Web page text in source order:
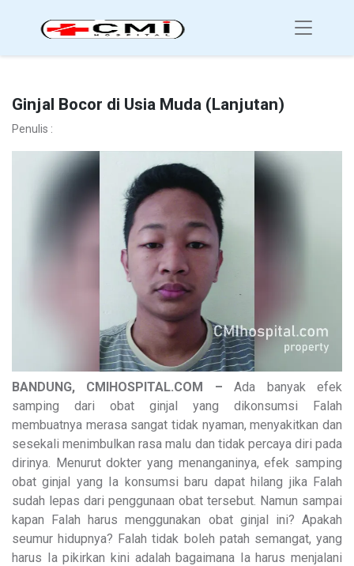
Ginjal Bocor di Usia Muda (Lanjutan)
Penulis :
BANDUNG, CMIHOSPITAL.COM – Ada banyak efek
samping dari obat ginjal yang dikonsumsi Falah
membuatnya merasa sangat tidak nyaman, menyakitkan dan
sesekali menimbulkan rasa malu dan tidak percaya diri pada
dirinya. Menurut dokter yang menanganinya, efek samping
obat ginjal yang Ia konsumsi baru dapat hilang jika Falah
sudah lepas dari penggunaan obat tersebut. Namun sampai
kapan Falah harus menggunakan obat ginjal ini? Apakah
seumur hidupnya? Falah tidak boleh patah semangat, yang
harus Ia pikirkan kini adalah bagaimana Ia harus menjalani